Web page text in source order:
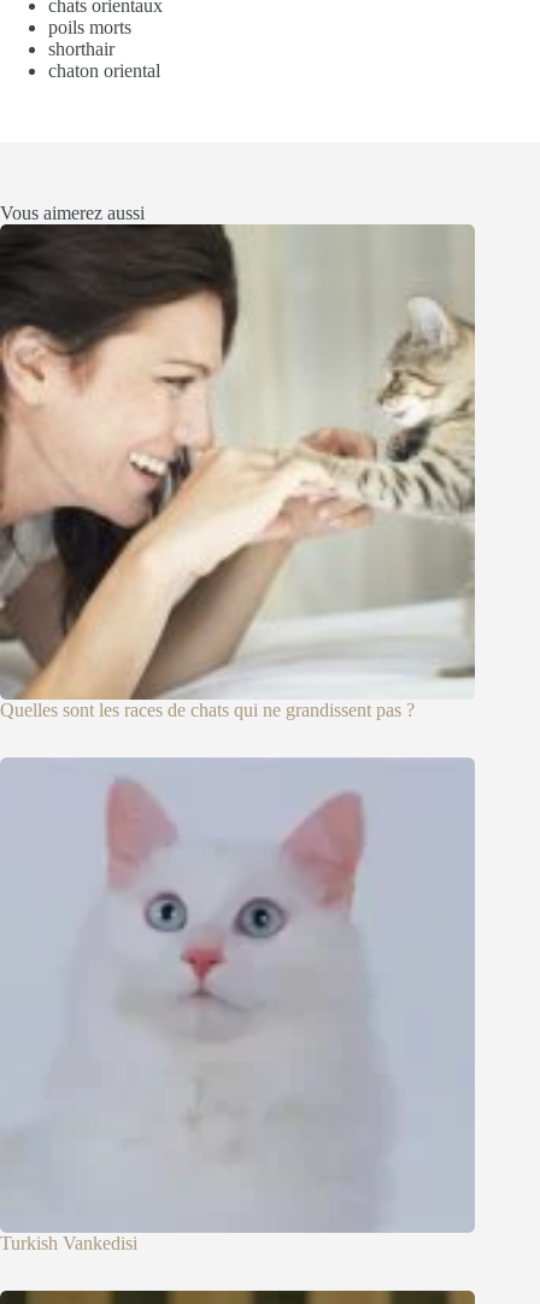
chats orientaux
poils morts
shorthair
chaton oriental
Vous aimerez aussi
Quelles sont les races de chats qui ne grandissent pas ?
Turkish Vankedisi